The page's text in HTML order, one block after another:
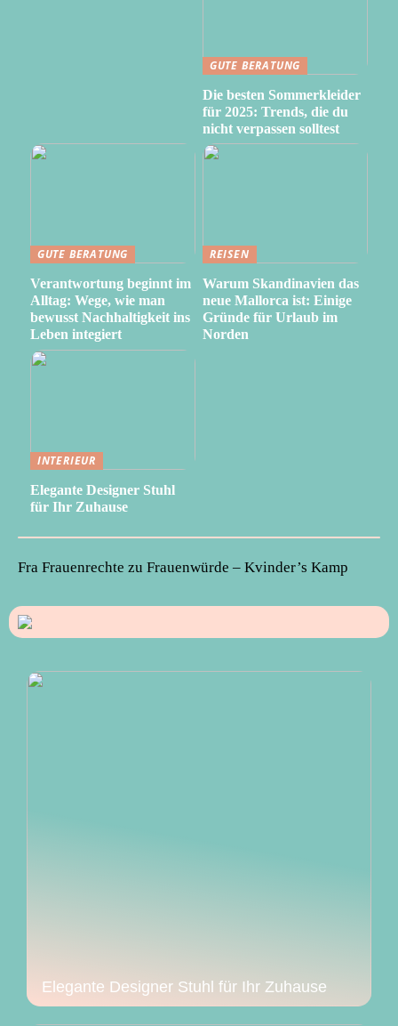
GUTE BERATUNG
Die besten Sommerkleider
für 2025: Trends, die du
nicht verpassen solltest
GUTE BERATUNG
Verantwortung beginnt im
Alltag: Wege, wie man
bewusst Nachhaltigkeit ins
Leben integiert
REISEN
Warum Skandinavien das
neue Mallorca ist: Einige
Gründe für Urlaub im
Norden
INTERIEUR
Elegante Designer Stuhl
für Ihr Zuhause
Fra Frauenrechte zu Frauenwürde – Kvinder’s Kamp
Elegante Designer Stuhl für Ihr Zuhause